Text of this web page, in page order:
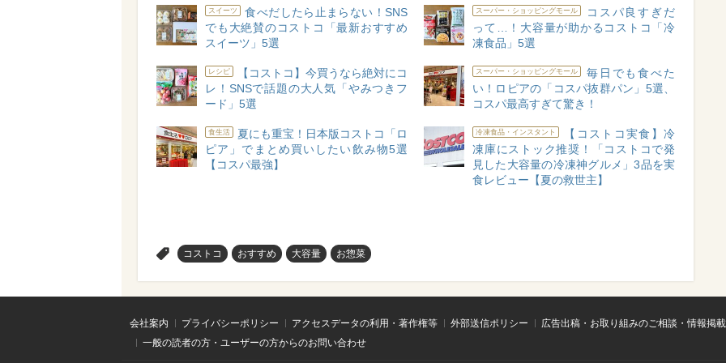
スイーツ
食べだしたら止まらない！SNS
でも大絶賛のコストコ「最新おすすめ
スイーツ」5選
スーパー・ショッピングモール
コスパ良すぎだ
って…！大容量が助かるコストコ「冷
凍食品」5選
レシピ
【コストコ】今買うなら絶対にコ
レ！SNSで話題の大人気「やみつきフ
ード」5選
スーパー・ショッピングモール
毎日でも食べた
い！ロピアの「コスパ抜群パン」5選、
コスパ最高すぎて驚き！
食生活
夏にも重宝！日本版コストコ「ロ
ピア」でまとめ買いしたい飲み物5選
【コスパ最強】
冷凍食品・インスタント
【コストコ実食】冷
凍庫にストック推奨！「コストコで発
見した大容量の冷凍神グルメ」3品を実
食レビュー【夏の救世主】
コストコ おすすめ 大容量 お惣菜
会社案内 プライバシーポリシー アクセスデータの利用・著作権等 外部送信ポリシー
広告出稿・お取り組みのご相談・情報掲
一般の読者の方・ユーザーの方からのお問い合わせ